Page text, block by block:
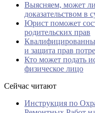
Выясняем, может
доказательством в
Юрист поможет
родительских прав
и защита прав
Кто может подать
физическое лицо
Сейчас читают
Инструкция по